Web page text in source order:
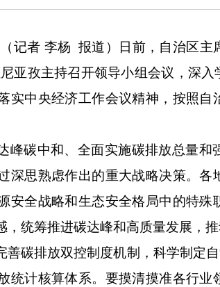
记者 李杨 报道）日前，自治区主
亚孜主持召开领导小组会议，深
实中央经济工作会议精神，按照
峰碳中和、全面实施碳排放总量和
深思熟虑作出的重大战略决策。
安全战略和生态安全格局中的特
，统筹推进碳达峰和高质量发展，
善碳排放双控制度机制，科学制定
统计核算体系。要摸清摸准各行